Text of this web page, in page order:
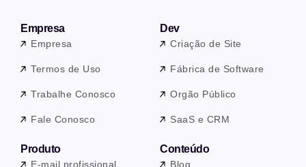
Empresa
Empresa
Termos de Uso
Trabalhe Conosco
Fale Conosco
Dev
Criação de Site
Fábrica de Software
Orgão Público
SaaS e CRM
Produto
E-mail profissional
Conteúdo
Blog